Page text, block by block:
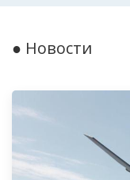
● Новости